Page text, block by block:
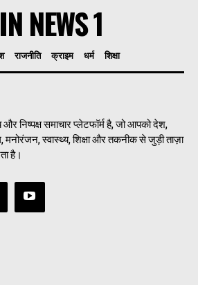
NEWS 1
राजनीति क्राइम धर्म शिक्षा
निष्पक्ष समाचार प्लेटफॉर्म है, जो आपको देश,
मनोरंजन, स्वास्थ्य, शिक्षा और तकनीक से जुड़ी ताज़ा
है।